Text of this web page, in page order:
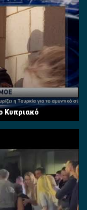
Κυπριακό